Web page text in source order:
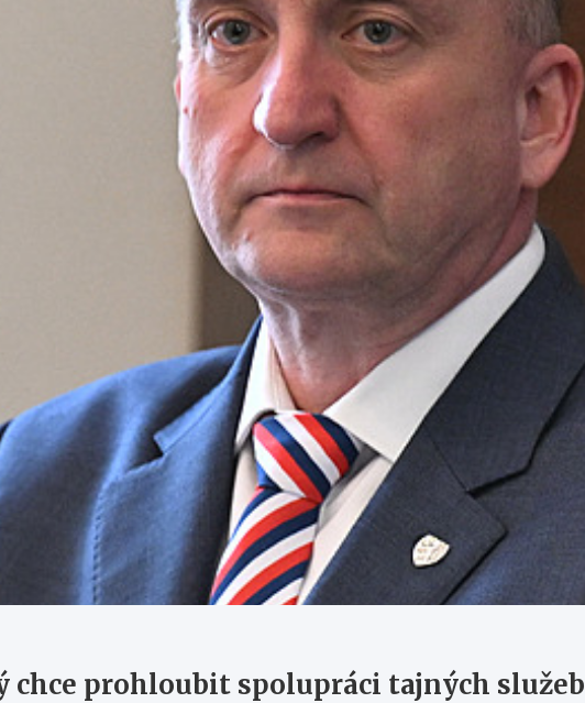
chce prohloubit spolupráci tajných služeb